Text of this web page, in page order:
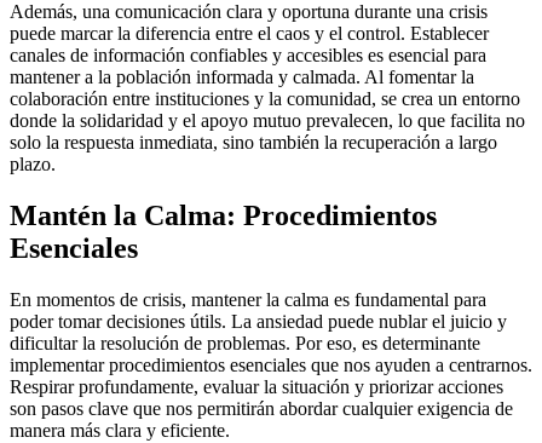
Además, una comunicación clara y oportuna durante una crisis
puede marcar la diferencia entre el caos y el control. Establecer
canales de información confiables y accesibles es esencial para
mantener a la población informada y calmada. Al fomentar la
colaboración entre instituciones y la comunidad, se crea un entorno
donde la solidaridad y el apoyo mutuo prevalecen, lo que facilita no
solo la respuesta inmediata, sino también la recuperación a largo
plazo.
Mantén la Calma: Procedimientos
Esenciales
En momentos de crisis, mantener la calma es fundamental para
poder tomar decisiones útils. La ansiedad puede nublar el juicio y
dificultar la resolución de problemas. Por eso, es determinante
implementar procedimientos esenciales que nos ayuden a centrarnos.
Respirar profundamente, evaluar la situación y priorizar acciones
son pasos clave que nos permitirán abordar cualquier exigencia de
manera más clara y eficiente.